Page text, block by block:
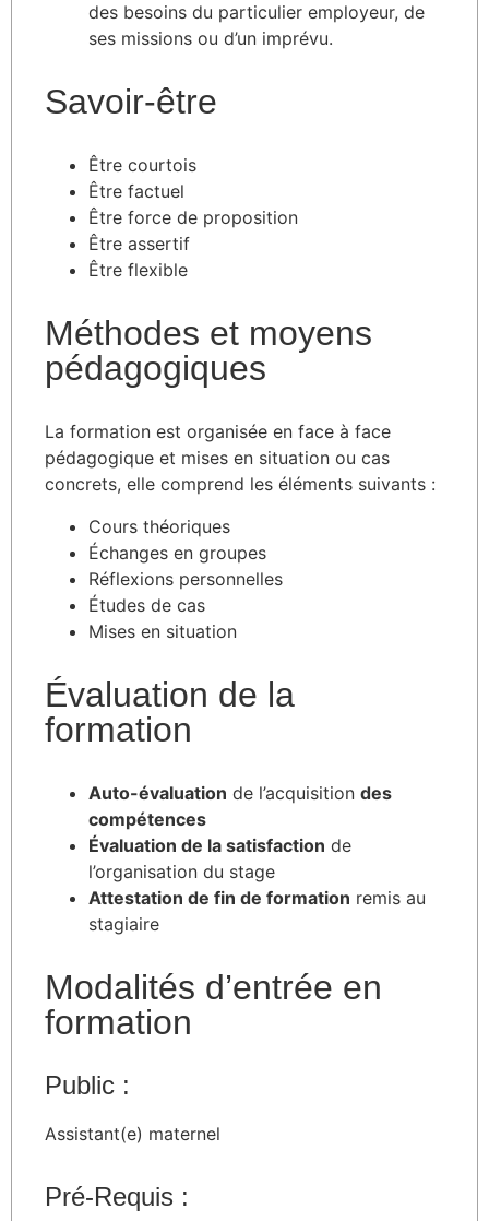
des besoins du particulier employeur, de
ses missions ou d’un imprévu.
Savoir-être
Être courtois
Être factuel
Être force de proposition
Être assertif
Être flexible
Méthodes et moyens
pédagogiques
La formation est organisée en face à face
pédagogique et mises en situation ou cas
concrets, elle comprend les éléments suivants :
Cours théoriques
Échanges en groupes
Réflexions personnelles
Études de cas
Mises en situation
Évaluation de la
formation
Auto-évaluation de l’acquisition des
compétences
Évaluation de la satisfaction de
l’organisation du stage
Attestation de fin de formation remis au
stagiaire
Modalités d’entrée en
formation
Public :
Assistant(e) maternel
Pré-Requis :